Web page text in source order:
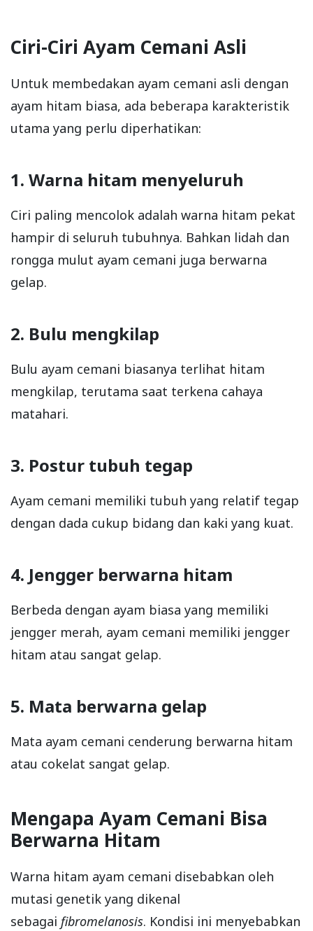
Ciri-Ciri Ayam Cemani Asli
Untuk membedakan ayam cemani asli dengan
ayam hitam biasa, ada beberapa karakteristik
utama yang perlu diperhatikan:
1. Warna hitam menyeluruh
Ciri paling mencolok adalah warna hitam pekat
hampir di seluruh tubuhnya. Bahkan lidah dan
rongga mulut ayam cemani juga berwarna
gelap.
2. Bulu mengkilap
Bulu ayam cemani biasanya terlihat hitam
mengkilap, terutama saat terkena cahaya
matahari.
3. Postur tubuh tegap
Ayam cemani memiliki tubuh yang relatif tegap
dengan dada cukup bidang dan kaki yang kuat.
4. Jengger berwarna hitam
Berbeda dengan ayam biasa yang memiliki
jengger merah, ayam cemani memiliki jengger
hitam atau sangat gelap.
5. Mata berwarna gelap
Mata ayam cemani cenderung berwarna hitam
atau cokelat sangat gelap.
Mengapa Ayam Cemani Bisa
Berwarna Hitam
Warna hitam ayam cemani disebabkan oleh
mutasi genetik yang dikenal
sebagai fibromelanosis. Kondisi ini menyebabkan